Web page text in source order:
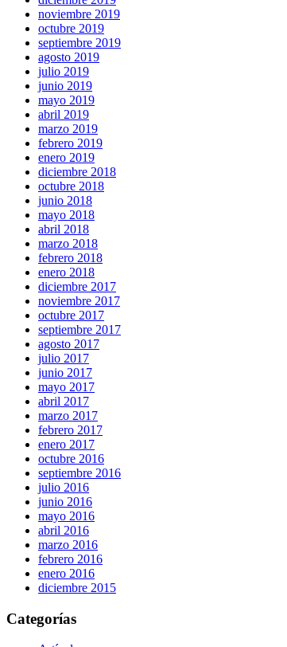
noviembre 2019
octubre 2019
septiembre 2019
agosto 2019
julio 2019
junio 2019
mayo 2019
abril 2019
marzo 2019
febrero 2019
enero 2019
diciembre 2018
octubre 2018
junio 2018
mayo 2018
abril 2018
marzo 2018
febrero 2018
enero 2018
diciembre 2017
noviembre 2017
octubre 2017
septiembre 2017
agosto 2017
julio 2017
junio 2017
mayo 2017
abril 2017
marzo 2017
febrero 2017
enero 2017
octubre 2016
septiembre 2016
julio 2016
junio 2016
mayo 2016
abril 2016
marzo 2016
febrero 2016
enero 2016
diciembre 2015
Categorías